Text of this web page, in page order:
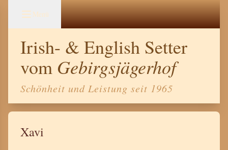
Menü
Irish- & English Setter
vom Gebirgsjägerhof
Schönheit und Leistung seit 1965
Xavi